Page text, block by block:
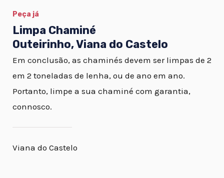
Peça já
Limpa Chaminé
Outeirinho, Viana do Castelo
Em conclusão, as chaminés devem ser limpas de 2
em 2 toneladas de lenha, ou de ano em ano.
Portanto, limpe a sua chaminé com garantia,
connosco.
Viana do Castelo